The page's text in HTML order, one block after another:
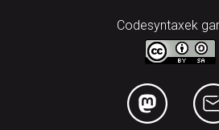
LEGE OHARRA